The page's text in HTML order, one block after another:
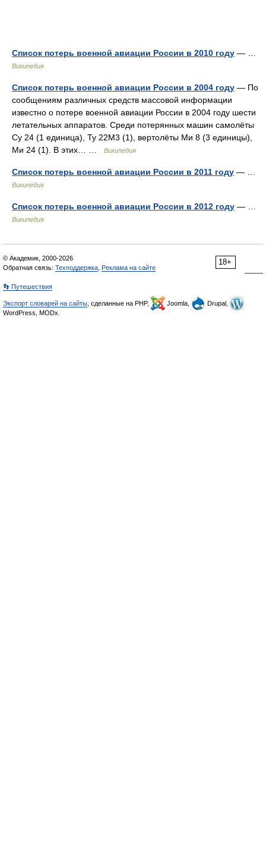
Список потерь военной авиации России в 2010 году — …
Википедия
Список потерь военной авиации России в 2004 году — По
сообщениям различных средств массовой информации
известно о потере военной авиации России в 2004 году шести
летательных аппаратов. Среди потерянных машин самолёты
Су 24 (1 единица), Ту 22М3 (1), вертолёты Ми 8 (3 единицы),
Ми 24 (1). В этих… …
Википедия
Список потерь военной авиации России в 2011 году — …
Википедия
Список потерь военной авиации России в 2012 году — …
Википедия
18+
© Академик, 2000-2026
Обратная связь: Техподдержка, Реклама на сайте
👣 Путешествия
Экспорт словарей на сайты, сделанные на PHP, Joomla,
Drupal,
WordPress, MODx.